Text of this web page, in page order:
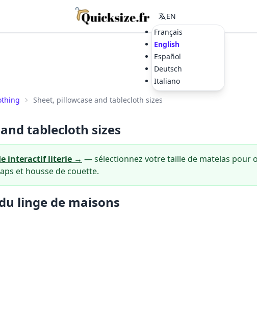
EN
Français
English
Español
Deutsch
Italiano
Sheet, pillowcase and tablecloth sizes
tablecloth sizes
interactif literie → — sélectionnez votre taille de matelas pour
et housse de couette.
linge de maisons